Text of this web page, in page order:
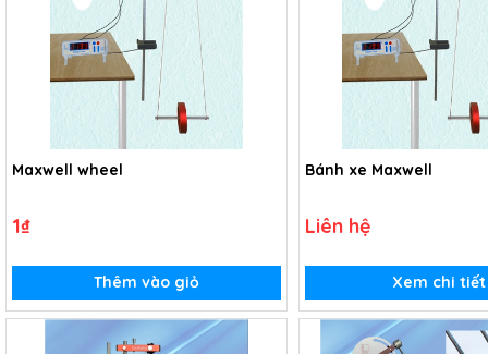
Maxwell wheel
1₫
Thêm vào giỏ
Bánh xe Maxwell
Liên hệ
Xem chi tiết